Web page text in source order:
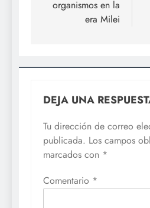
organismos en la
era Milei
DEJA UNA
Tu dirección de correo
publicada. Los campos
marcados con *
Comentario *